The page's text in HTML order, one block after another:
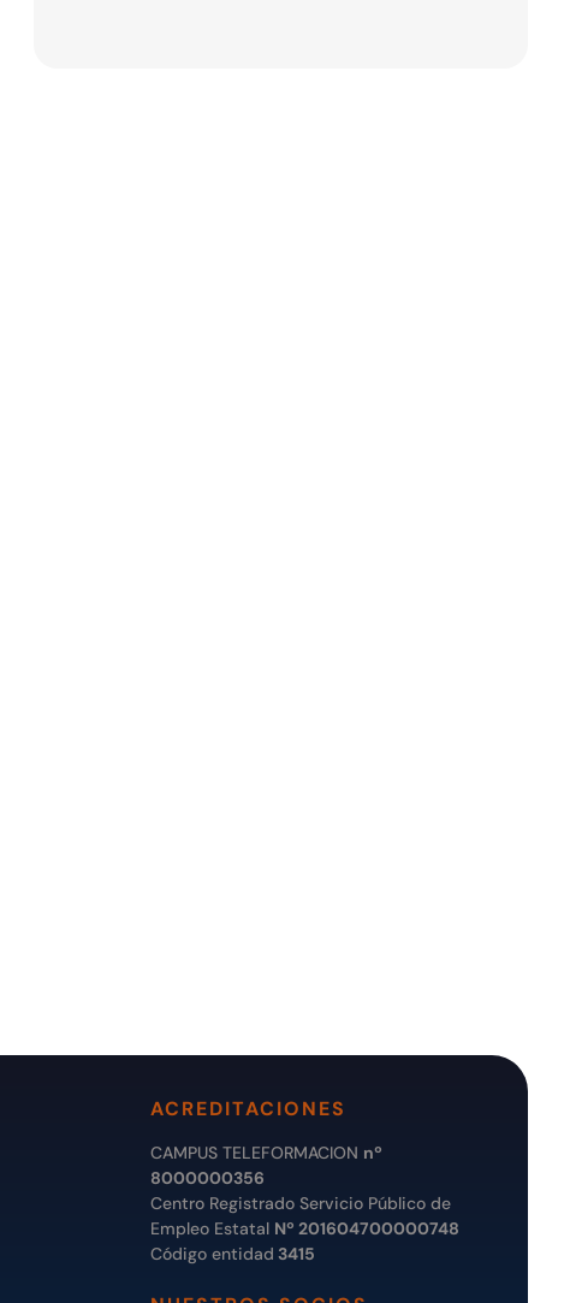
ACREDITACIONES
CAMPUS TELEFORMACION nº
8000000356
Centro Registrado Servicio Público de
Empleo Estatal Nº 201604700000748
Código entidad 3415